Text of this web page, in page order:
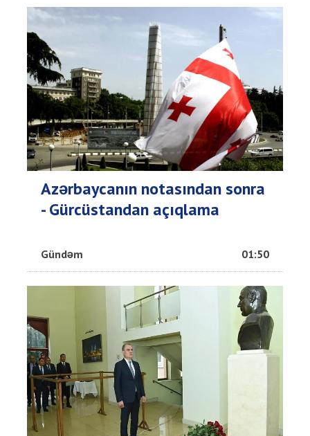
Azərbaycanın notasından sonra
- Gürcüstandan açıqlama
Gündəm 01:50